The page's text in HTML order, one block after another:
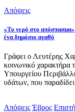
Απόψεις
«Το νερό στο
ένα δημόσιο αγαθό
Γράφει ο Λευτέρης
κοινωνικό χαρακτήρα
Υπουργείου
υδάτων, που
Απόψεις Έβρος